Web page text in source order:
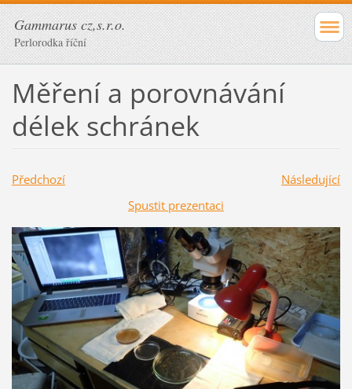
Gammarus cz,s.r.o.
Perlorodka říční
Měření a porovnávání
délek schránek
Předchozí
Následující
Spustit prezentaci